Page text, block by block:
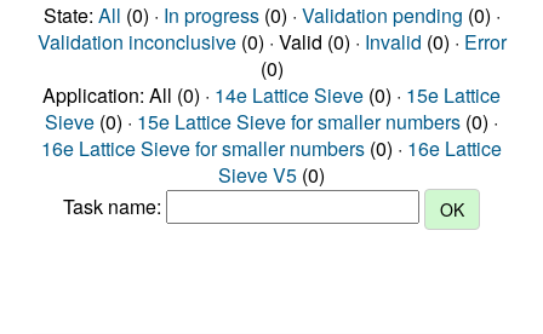
State: All (0) · In progress(0) · Validation pending (0) ·
Validation inconclusive(0) · Valid (0) · Invalid (0) · Error
(0)
Application: All (0) · 14e Lattice Sieve (0) · 15e Lattice
Sieve (0) · 15e Lattice Sieve for smaller numbers (0) ·
16e Lattice Sieve for smaller numbers (0) · 16e Lattice
Sieve V5 (0)
Task name: